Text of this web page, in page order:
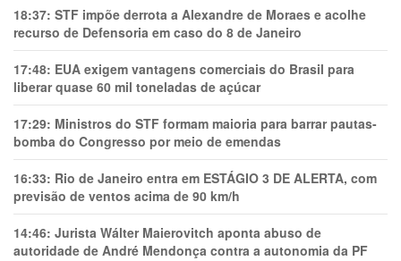
18:37: STF impõe derrota a Alexandre de Moraes e acolhe
recurso de Defensoria em caso do 8 de Janeiro
17:48: EUA exigem vantagens comerciais do Brasil para
liberar quase 60 mil toneladas de açúcar
17:29: Ministros do STF formam maioria para barrar pautas-
bomba do Congresso por meio de emendas
16:33: Rio de Janeiro entra em ESTÁGIO 3 DE ALERTA, com
previsão de ventos acima de 90 km/h
14:46: Jurista Wálter Maierovitch aponta abuso de
autoridade de André Mendonça contra a autonomia da PF